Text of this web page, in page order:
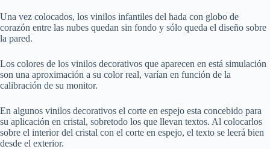
Una vez colocados, los vinilos infantiles del hada con globo de
corazón entre las nubes quedan sin fondo y sólo queda el diseño sobre
la pared.
Los colores de los vinilos decorativos que aparecen en está simulación
son una aproximación a su color real, varían en función de la
calibración de su monitor.
En algunos vinilos decorativos el corte en espejo esta concebido para
su aplicación en cristal, sobretodo los que llevan textos. Al colocarlos
sobre el interior del cristal con el corte en espejo, el texto se leerá bien
desde el exterior.